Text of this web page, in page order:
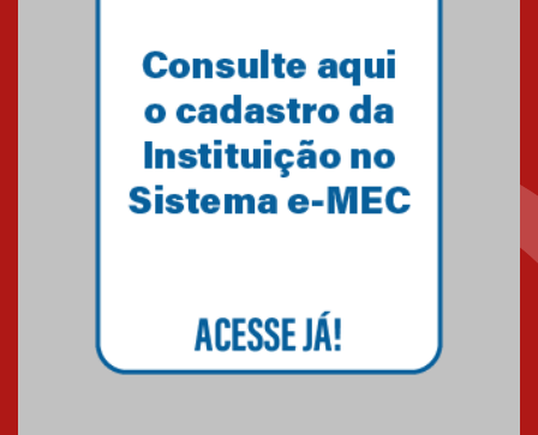
Como o Colégio Mackenzie
Brasília prepara seus
estudantes para o PAS antes
mesmo do Ensino Médio
04.08.2026